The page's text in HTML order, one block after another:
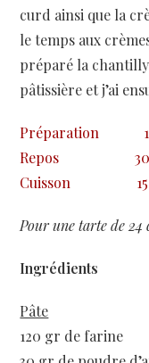
curd ainsi que la
le temps aux
préparé la chantilly
pâtissière et j’ai
Préparation
Repos
Cuisson
Pour une tarte de 24
Ingrédients
Pâte
120 gr de farine